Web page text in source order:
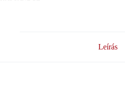
Leírás